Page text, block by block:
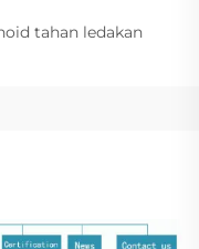
tahan ledakan